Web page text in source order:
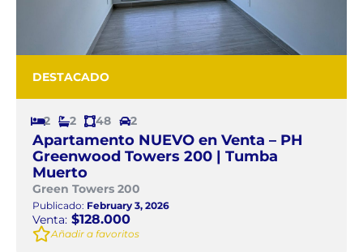
DESTACADO
2 2 48 2
Apartamento NUEVO en Venta – PH
Greenwood Towers 200 | Tumba
Muerto
Green Towers 200
Publicado: February 3, 2026
Venta: $128.000
Añadir a favoritos